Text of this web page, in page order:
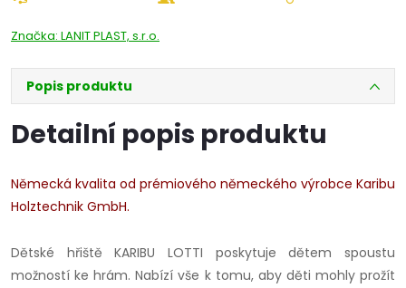
Značka: LANIT PLAST, s.r.o.
Popis produktu
Detailní popis produktu
Německá kvalita od prémiového německého výrobce Karibu
Holztechnik GmbH.
Dětské hřiště KARIBU LOTTI poskytuje dětem spoustu
možností ke hrám. Nabízí vše k tomu, aby děti mohly prožít